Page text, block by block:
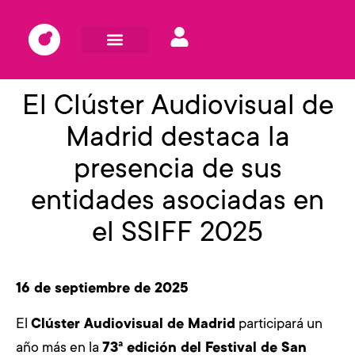
El Clúster Audiovisual de
Madrid destaca la
presencia de sus
entidades asociadas en
el SSIFF 2025
16 de septiembre de 2025
El Clúster Audiovisual de Madrid participará un
año más en la 73ª edición del Festival de San